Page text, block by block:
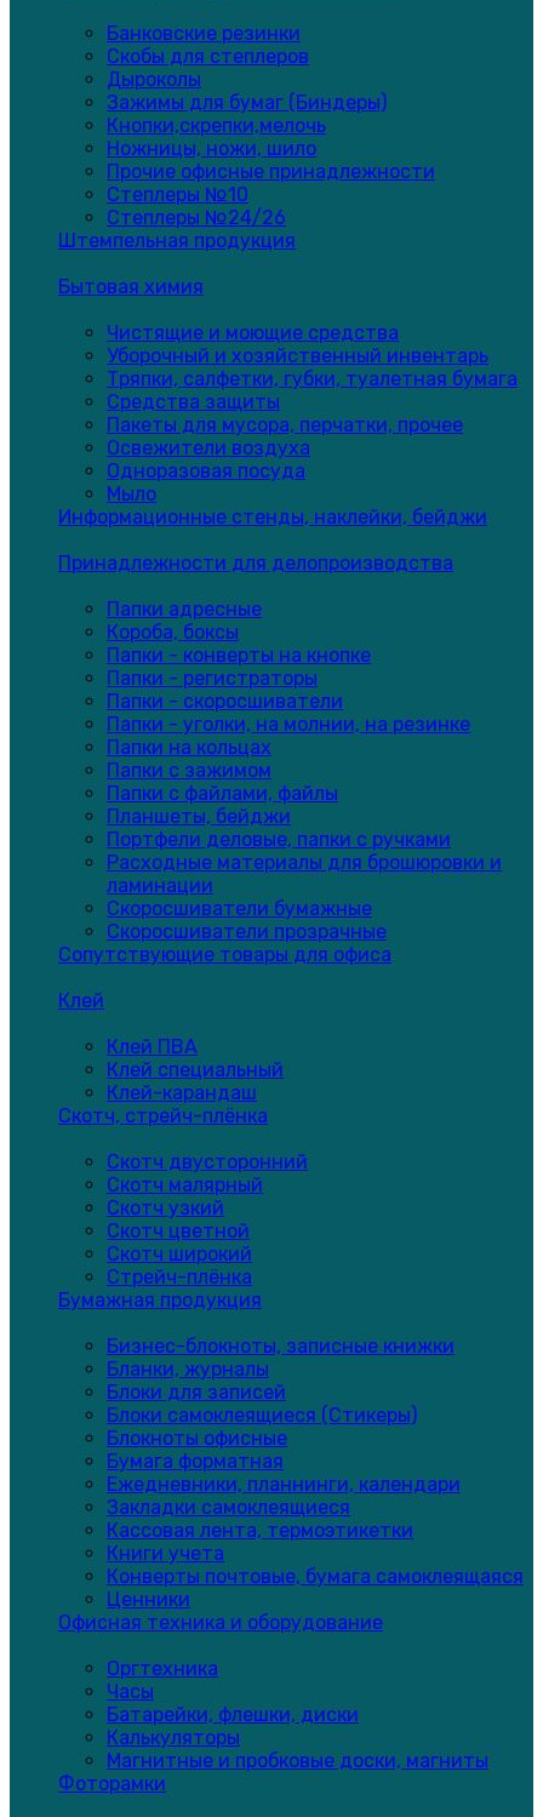
Банковские резинки
Скобы для степлеров
Дыроколы
Зажимы для бумаг (Биндеры)
Кнопки,скрепки,мелочь
Ножницы, ножи, шило
Прочие офисные принадлежности
Степлеры №10
Степлеры №24/26
Штемпельная продукция
Бытовая химия
Чистящие и моющие средства
Уборочный и хозяйственный инвентарь
Тряпки, салфетки, губки, туалетная бумага
Средства защиты
Пакеты для мусора, перчатки, прочее
Освежители воздуха
Одноразовая посуда
Мыло
Информационные стенды, наклейки, бейджи
Принадлежности для делопроизводства
Папки адресные
Короба, боксы
Папки - конверты на кнопке
Папки - регистраторы
Папки - скоросшиватели
Папки - уголки, на молнии, на резинке
Папки на кольцах
Папки с зажимом
Папки с файлами, файлы
Планшеты, бейджи
Портфели деловые, папки с ручками
Расходные материалы для брошюровки и
ламинации
Скоросшиватели бумажные
Скоросшиватели прозрачные
Сопутствующие товары для офиса
Клей
Клей ПВА
Клей специальный
Клей-карандаш
Скотч, стрейч-плёнка
Скотч двусторонний
Скотч малярный
Скотч узкий
Скотч цветной
Скотч широкий
Стрейч-плёнка
Бумажная продукция
Бизнес-блокноты, записные книжки
Бланки, журналы
Блоки для записей
Блоки самоклеящиеся (Стикеры)
Блокноты офисные
Бумага форматная
Ежедневники, планнинги, календари
Закладки самоклеящиеся
Кассовая лента, термоэтикетки
Книги учета
Конверты почтовые, бумага самоклеящаяся
Ценники
Офисная техника и оборудование
Оргтехника
Часы
Батарейки, флешки, диски
Калькуляторы
Магнитные и пробковые доски, магниты
Фоторамки